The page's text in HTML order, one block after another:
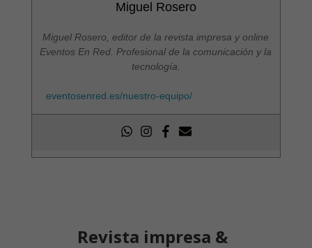
Miguel Rosero
Miguel Rosero, editor de la revista impresa y online
Eventos En Red. Profesional de la comunicación y la
tecnología.
eventosenred.es/nuestro-equipo/
Revista impresa &